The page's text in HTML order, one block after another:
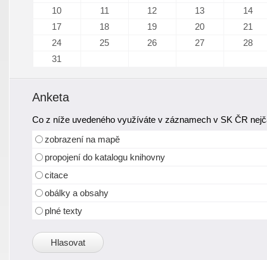
10
11 12 13
14
17
18 19 20
21
24
25 26 27
28
31
Anketa
Co z níže uvedeného využíváte v záznamech v SK ČR
zobrazení na mapě
propojení do katalogu knihovny
citace
obálky a obsahy
plné texty